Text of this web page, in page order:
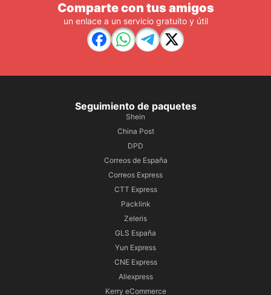
Comparte con tus amigos
un enlace a un servicio gratuito y útil
Seguimiento de paquetes
Shein
China Post
DPD
Correos de España
Correos Express
CTT Express
Packlink
Zeleris
GLS España
Yun Express
CNE Express
Aliexpress
Kerry eCommerce